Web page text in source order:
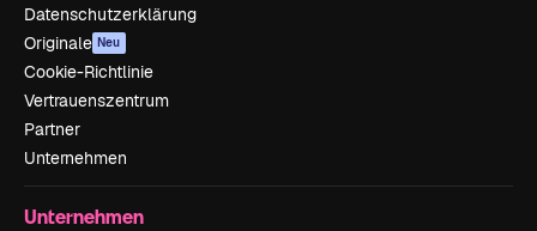
Datenschutzerklärung
Originale Neu
Cookie-Richtlinie
Vertrauenszentrum
Partner
Unternehmen
Unternehmen